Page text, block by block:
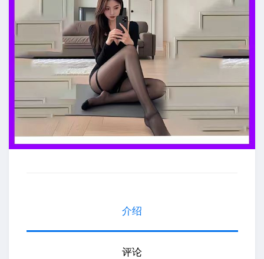
介绍
评论